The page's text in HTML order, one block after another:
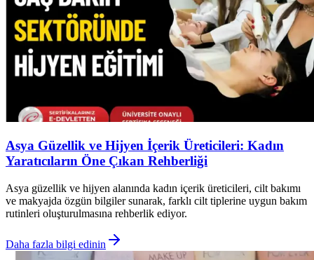
Asya Güzellik ve Hijyen İçerik Üreticileri: Kadın
Yaratıcıların Öne Çıkan Rehberliği
Asya güzellik ve hijyen alanında kadın içerik üreticileri, cilt bakımı
ve makyajda özgün bilgiler sunarak, farklı cilt tiplerine uygun bakım
rutinleri oluşturulmasına rehberlik ediyor.
Daha fazla bilgi edinin